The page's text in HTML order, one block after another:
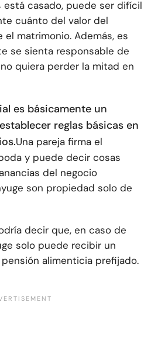
casado, puede ser difícil
cuánto del valor del
el matrimonio. Además, es
se sienta responsable de
quiera perder la mitad en
es básicamente un
reglas básicas en
Una pareja firma el
y puede decir cosas
del negocio
son propiedad solo de
decir que, en caso de
solo puede recibir un
alimenticia prefijado.